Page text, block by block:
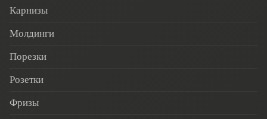
Карнизы
Молдинги
Порезки
Розетки
Фризы